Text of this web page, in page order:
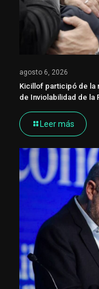
agosto 6, 2026
Kicillof participó de la
de Inviolabilidad de la
Leer más